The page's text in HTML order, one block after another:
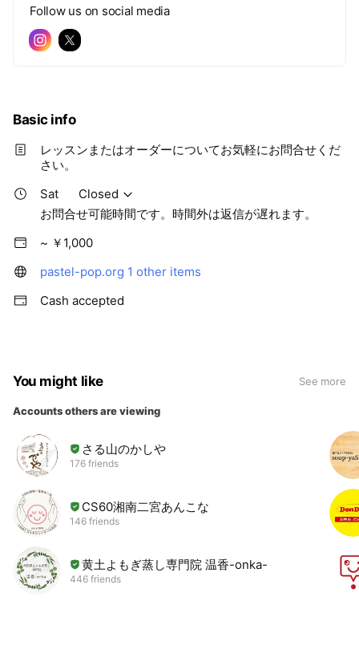
Follow us on social media
Basic info
レッスンまたはオーダーについてお気軽にお問合せくだ
さい。
Sat
Closed
お問合せ可能時間です。時間外は返信が遅れます。
~ ￥1,000
pastel-pop.org 1 other items
Cash accepted
You might like See more
Accounts others are viewing
さる山のかしや
176 friends
CS60湘南二宮あんこな
146 friends
黄土よもぎ蒸し専門院 温香-onka-
446 friends